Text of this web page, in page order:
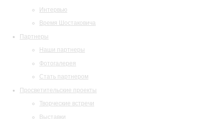
Интервью
Время Шостаковича
Партнеры
Наши партнеры
Фотогалерея
Стать партнером
Просветительские проекты
Творческие встречи
Выставки